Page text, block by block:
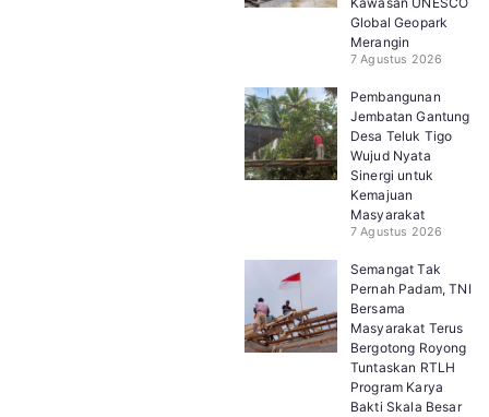
Global Geopark
Merangin
7 Agustus 2026
Pembangunan
Jembatan Gantung
Desa Teluk Tigo
Wujud Nyata
Sinergi untuk
Kemajuan
Masyarakat
7 Agustus 2026
Semangat Tak
Pernah Padam, TNI
Bersama
Masyarakat Terus
Bergotong Royong
Tuntaskan RTLH
Program Karya
Bakti Skala Besar